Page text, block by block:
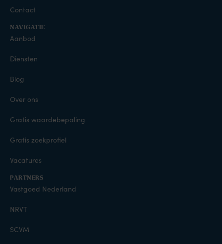
Contact
NAVIGATIE
Aanbod
Diensten
Blog
Over ons
Gratis waardebepaling
Gratis zoekprofiel
Vacatures
PARTNERS
Vastgoed Nederland
NRVT
SCVM